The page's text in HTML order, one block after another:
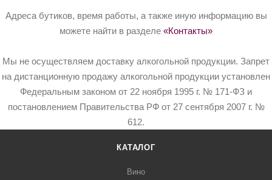
Адреса бутиков, время работы, а также иную информацию вы
можете найти в разделе «Контакты»
Мы не осуществляем доставку алкогольной продукции. Запрет
на дистанционную продажу алкогольной продукции установлен
Федеральным законом от 22 ноября 1995 г. № 171-ФЗ и
постановлением Правительства РФ от 27 сентября 2007 г. №
612.
КАТАЛОГ
Вино